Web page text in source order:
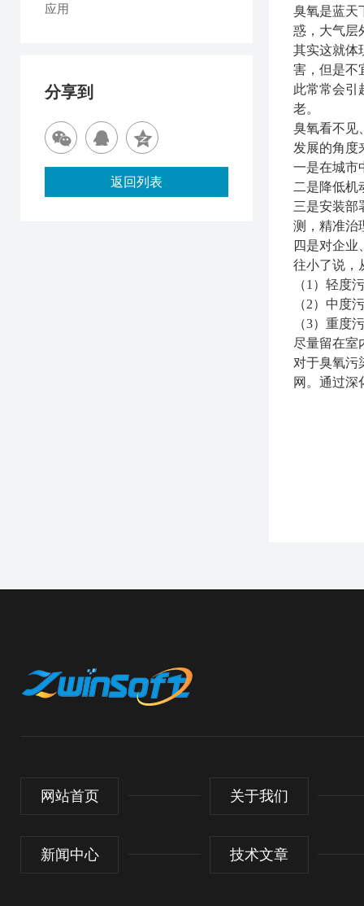
臭氧是蓝天
惑，大气层
其实这就体
害，但是不
此常常会引
老。
臭氧看不见
发展的角度
一是在城市
二是降低机
三是安装部
测，精准治
四是对企
往小了说，
（1 ）轻度
（2）中度
（3）重度
尽量留在室
对于臭氧污
网。通过深
应用
分享到
返回列表
网站首页 关于我们
新闻中心 技术文章